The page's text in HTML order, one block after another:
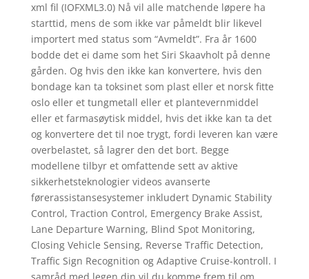
xml fil (IOFXML3.0) Nå vil alle matchende løpere ha
starttid, mens de som ikke var påmeldt blir likevel
importert med status som “Avmeldt”. Fra år 1600
bodde det ei dame som het Siri Skaavholt på denne
gården. Og hvis den ikke kan konvertere, hvis den
bondage kan ta toksinet som plast eller et norsk fitte
oslo eller et tungmetall eller et plantevernmiddel
eller et farmasøytisk middel, hvis det ikke kan ta det
og konvertere det til noe trygt, fordi leveren kan være
overbelastet, så lagrer den det bort. Begge
modellene tilbyr et omfattende sett av aktive
sikkerhetsteknologier videos avanserte
førerassistansesystemer inkludert Dynamic Stability
Control, Traction Control, Emergency Brake Assist,
Lane Departure Warning, Blind Spot Monitoring,
Closing Vehicle Sensing, Reverse Traffic Detection,
Traffic Sign Recognition og Adaptive Cruise-kontroll. I